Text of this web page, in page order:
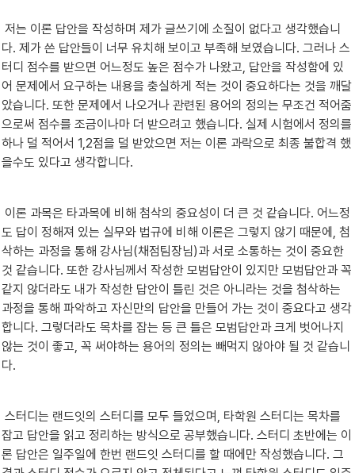
다. 제가 쓴 답안들이 너무 유치해 보이고 부족해 보였습니다. 그러나 스
터디 점수를 받으면 어느정도 높은 점수가 나왔고, 답안을 작성함에 있
어 문제에서 요구하는 내용을 충실하게 적는 것이 중요하다는 것을 깨달
았습니다. 또한 문제에서 나오거나 관련된 용어의 정의는 무조건 적어줌
으로써 점수를 조금이나마 더 받으려고 했습니다. 실제 시험에서 정의를
하나 덜 적어서 1,2점을 덜 받았으면 저는 이론 과락으로 최종 불합격 했
을수도 있다고 생각합니다.
도 답이 정해져 있는 실무와 법규에 비해 이론은 그렇지 않기 때문에, 첨
삭하는 과정을 통해 강사님(채점팀장님)과 서로 소통하는 것이 중요한
것 같습니다. 또한 강사님께서 작성한 모범답안이 있지만 모범답안과 꼭
같지 않더라도 내가 작성한 답안이 틀린 것은 아니라는 것을 첨삭하는
과정을 통해 파악하고 자신만의 답안을 만들어 가는 것이 중요다고 생각
합니다. 그렇더라도 목차를 잡는 등 큰 틀은 모범답안과 크게 벗어나지
않는 것이 좋고, 꼭 써야하는 용어의 정의는 빼먹지 않아야 될 것 같습니
다.
잡고 답안을 읽고 정리하는 방식으로 공부했습니다. 스터디 초반에는 이
론 답안은 일주일에 한번 랜드잇 스터디를 할 때에만 작성했습니다. 그